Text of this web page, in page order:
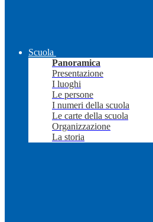
Scuola
Panoramica
Presentazione
I luoghi
Le persone
I numeri della scuola
Le carte della scuola
Organizzazione
La storia